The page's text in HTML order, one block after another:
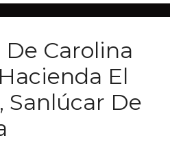
De Carolina
El
Sanlúcar De